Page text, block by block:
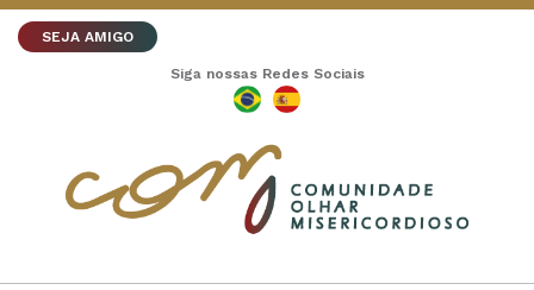
SEJA AMIGO
Siga nossas Redes Sociais